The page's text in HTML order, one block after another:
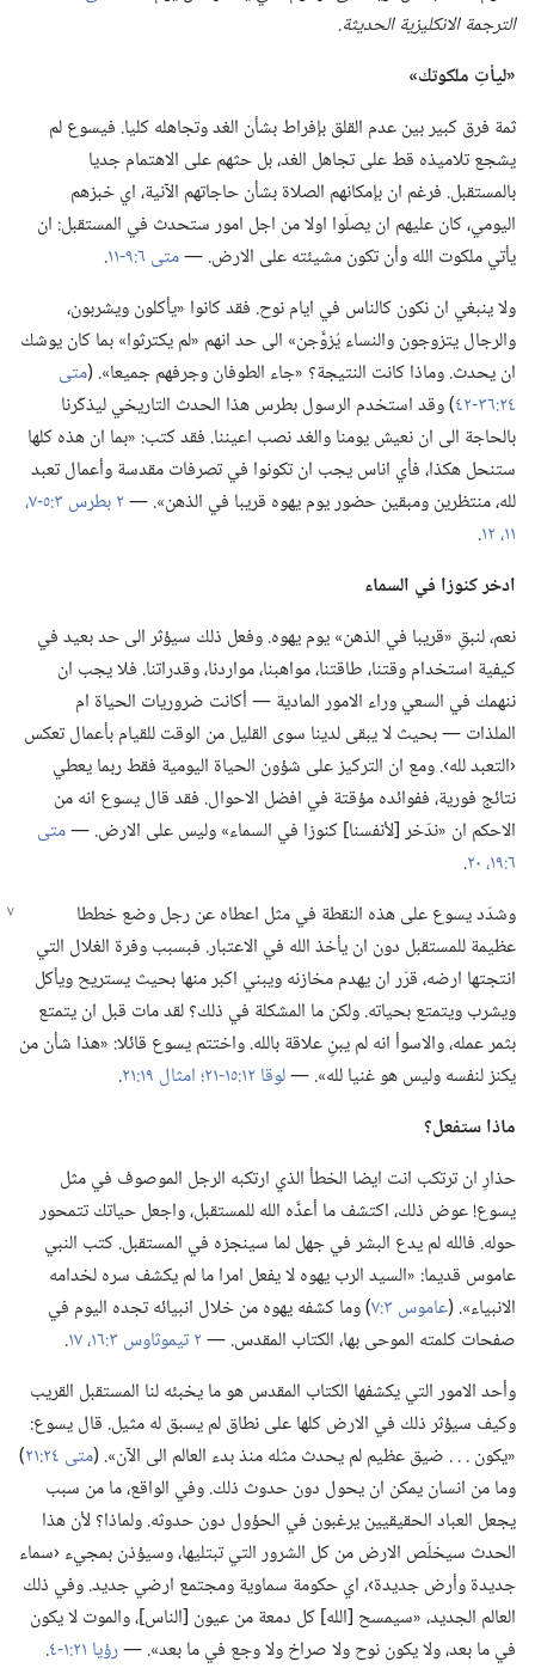
الترجمة الانكليزية الحديثة.‏
‏«ليأتِ ملكوتك»‏
ثمة فرق كبير بين عدم القلق بإفراط بشأن الغد وتجاهله كليا.‏ فيسوع لم
يشجع تلاميذه قط على تجاهل الغد،‏ بل حثهم على الاهتمام جديا
بالمستقبل.‏ فرغم ان بإمكانهم الصلاة بشأن حاجاتهم الآنية،‏ اي خبزهم
اليومي،‏ كان عليهم ان يصلّوا اولا من اجل امور ستحدث في المستقبل:‏ ان
يأتي ملكوت الله وأن تكون مشيئته على الارض.‏ —‏متى ٦:‏٩-‏١١
‏.‏
ولا ينبغي ان نكون كالناس في ايام نوح.‏ فقد كانوا «يأكلون ويشربون،‏
والرجال يتزوجون والنساء يُزوَّجن» الى حد انهم «لم يكترثوا» بما كان يوشك
ان يحدث.‏ وماذا كانت النتيجة؟‏ «جاء الطوفان وجرفهم جميعا».‏ (‏متى
٢٤:‏٣٦-‏٤٢
‏)‏ وقد استخدم الرسول بطرس هذا الحدث التاريخي ليذكّرنا
بالحاجة الى ان نعيش يومنا والغد نصب اعيننا.‏ فقد كتب:‏ «بما ان هذه كلها
ستنحل هكذا،‏ فأي اناس يجب ان تكونوا في تصرفات مقدسة وأعمال تعبد
لله،‏ منتظرين ومبقين حضور يوم يهوه قريبا في الذهن».‏ —‏٢ بطرس ٣:‏٥-‏٧،‏
١١،‏ ١٢
‏.‏
ادخر كنوزا في السماء
نعم،‏ لنبقِ «قريبا في الذهن» يوم يهوه.‏ وفعل ذلك سيؤثر الى حد بعيد في
كيفية استخدام وقتنا،‏ طاقتنا،‏ مواهبنا،‏ مواردنا،‏ وقدراتنا.‏ فلا يجب ان
ننهمك في السعي وراء الامور المادية —‏ أكانت ضروريات الحياة ام
الملذات —‏ بحيث لا يبقى لدينا سوى القليل من الوقت للقيام بأعمال تعكس
‹التعبد لله›.‏ ومع ان التركيز على شؤون الحياة اليومية فقط ربما يعطي
نتائج فورية،‏ ففوائده مؤقتة في افضل الاحوال.‏ فقد قال يسوع انه من
الاحكم ان «ندّخر [لأنفسنا] كنوزا في السماء» وليس على الارض.‏ —‏متى
٦:‏١٩،‏ ٢٠
‏.‏
وشدّد يسوع على هذه النقطة في مثل اعطاه عن رجل وضع خططا
عظيمة للمستقبل دون ان يأخذ الله في الاعتبار.‏ فبسبب وفرة الغلال التي
انتجتها ارضه،‏ قرّر ان يهدم مخازنه ويبني اكبر منها بحيث يستريح ويأكل
ويشرب ويتمتع بحياته.‏ ولكن ما المشكلة في ذلك؟‏ لقد مات قبل ان يتمتع
بثمر عمله،‏ والاسوأ انه لم يبنِ علاقة بالله.‏ واختتم يسوع قائلا:‏ «هذا شأن من
يكنز لنفسه وليس هو غنيا لله».‏ —‏لوقا ١٢:‏١٥-‏٢١؛‏ امثال ١٩:‏٢١
‏.‏
ماذا ستفعل؟‏
حذارِ ان ترتكب انت ايضا الخطأ الذي ارتكبه الرجل الموصوف في مثل
يسوع!‏ عوض ذلك،‏ اكتشف ما أعدَّه الله للمستقبل،‏ واجعل حياتك تتمحور
حوله.‏ فالله لم يدع البشر في جهل لما سينجزه في المستقبل.‏ كتب النبي
عاموس قديما:‏ «السيد الرب يهوه لا يفعل امرا ما لم يكشف سره لخدامه
الانبياء».‏ (‏عاموس ٣:‏٧
‏)‏ وما كشفه يهوه من خلال انبيائه تجده اليوم في
صفحات كلمته الموحى بها،‏ الكتاب المقدس.‏ —‏٢ تيموثاوس ٣:‏١٦،‏ ١٧
‏.‏
وأحد الامور التي يكشفها الكتاب المقدس هو ما يخبئه لنا المستقبل القريب
وكيف سيؤثر ذلك في الارض كلها على نطاق لم يسبق له مثيل.‏ قال يسوع:‏
«يكون .‏ .‏ .‏ ضيق عظيم لم يحدث مثله منذ بدء العالم الى الآن».‏ (‏متى ٢٤:‏٢١
‏)‏
وما من انسان يمكن ان يحول دون حدوث ذلك.‏ وفي الواقع،‏ ما من سبب
يجعل العباد الحقيقيين يرغبون في الحؤول دون حدوثه.‏ ولماذا؟‏ لأن هذا
الحدث سيخلّص الارض من كل الشرور التي تبتليها،‏ وسيؤذن بمجيء ‹سماء
جديدة وأرض جديدة›،‏ اي حكومة سماوية ومجتمع ارضي جديد.‏ وفي ذلك
العالم الجديد،‏ «سيمسح [الله] كل دمعة من عيون [الناس]،‏ والموت لا يكون
في ما بعد،‏ ولا يكون نوح ولا صراخ ولا وجع في ما بعد».‏ —‏رؤيا ٢١:‏١-‏٤
‏.‏